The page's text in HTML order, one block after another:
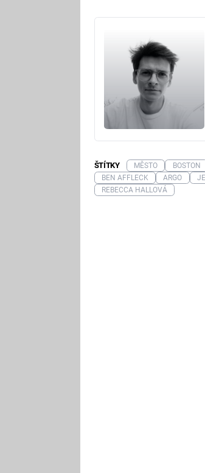
ŠTÍTKY MĚSTO BOSTON
BEN AFFLECK
ARGO
REBECCA HALLOVÁ